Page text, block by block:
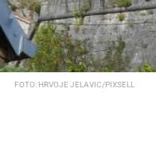
FOTO: HRVOJE JELAVIC/PIXSELL